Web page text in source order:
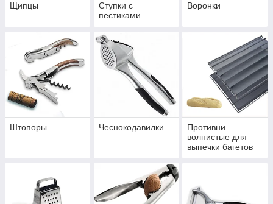
Щипцы
Ступки с
пестиками
Воронки
Штопоры Чеснокодавилки
Противни
волнистые для
выпечки багетов